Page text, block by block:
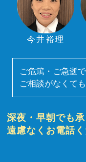
今井裕理
ご危篤・ご急逝
ご相談がなくて
深夜・早朝でも
遠慮なくお電話